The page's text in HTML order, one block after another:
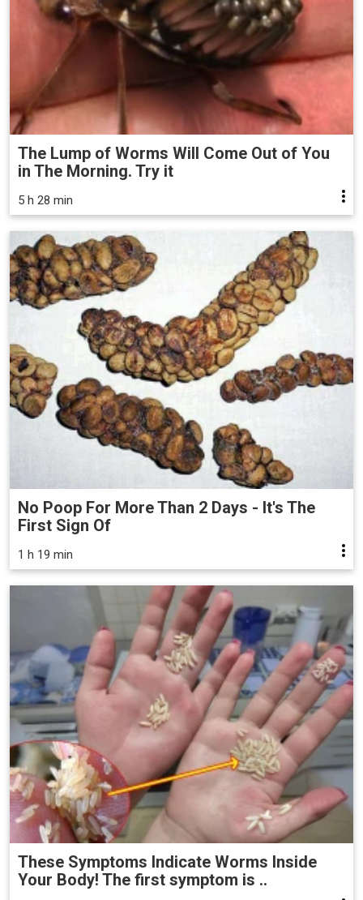
The Lump of Worms Will Come Out of You
in The Morning. Try it
5 h 28 min
No Poop For More Than 2 Days - It's The
First Sign Of
1 h 19 min
These Symptoms Indicate Worms Inside
Your Body! The first symptom is ..